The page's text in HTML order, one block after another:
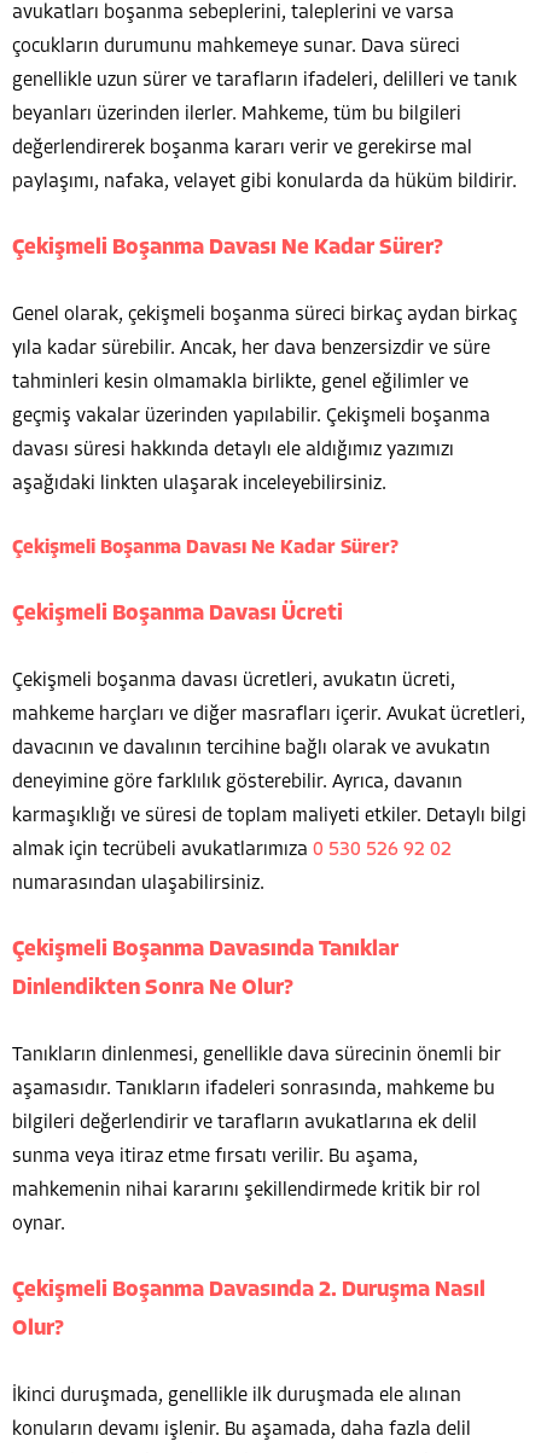
avukatları boşanma sebeplerini, taleplerini ve varsa
çocukların durumunu mahkemeye sunar. Dava süreci
genellikle uzun sürer ve tarafların ifadeleri, delilleri ve tanık
beyanları üzerinden ilerler. Mahkeme, tüm bu bilgileri
değerlendirerek boşanma kararı verir ve gerekirse mal
paylaşımı, nafaka, velayet gibi konularda da hüküm bildirir.
Çekişmeli Boşanma Davası Ne Kadar Sürer?
Genel olarak, çekişmeli boşanma süreci birkaç aydan birkaç
yıla kadar sürebilir. Ancak, her dava benzersizdir ve süre
tahminleri kesin olmamakla birlikte, genel eğilimler ve
geçmiş vakalar üzerinden yapılabilir. Çekişmeli boşanma
davası süresi hakkında detaylı ele aldığımız yazımızı
aşağıdaki linkten ulaşarak inceleyebilirsiniz.
Çekişmeli Boşanma Davası Ne Kadar Sürer?
Çekişmeli Boşanma Davası Ücreti
Çekişmeli boşanma davası ücretleri, avukatın ücreti,
mahkeme harçları ve diğer masrafları içerir. Avukat ücretleri,
davacının ve davalının tercihine bağlı olarak ve avukatın
deneyimine göre farklılık gösterebilir. Ayrıca, davanın
karmaşıklığı ve süresi de toplam maliyeti etkiler. Detaylı bilgi
almak için tecrübeli avukatlarımıza 0 530 526 92 02
numarasından ulaşabilirsiniz.
Çekişmeli Boşanma Davasında Tanıklar
Dinlendikten Sonra Ne Olur?
Tanıkların dinlenmesi, genellikle dava sürecinin önemli bir
aşamasıdır. Tanıkların ifadeleri sonrasında, mahkeme bu
bilgileri değerlendirir ve tarafların avukatlarına ek delil
sunma veya itiraz etme fırsatı verilir. Bu aşama,
mahkemenin nihai kararını şekillendirmede kritik bir rol
oynar.
Çekişmeli Boşanma Davasında 2. Duruşma Nasıl
Olur?
İkinci duruşmada, genellikle ilk duruşmada ele alınan
konuların devamı işlenir. Bu aşamada, daha fazla delil